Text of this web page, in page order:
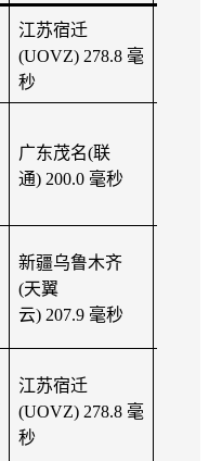
江苏宿迁
(UOVZ) 278.8 毫
秒
广东茂名(联
通) 200.0 毫秒
新疆乌鲁木齐
(天翼
云) 207.9 毫秒
江苏宿迁
(UOVZ) 278.8 毫
秒